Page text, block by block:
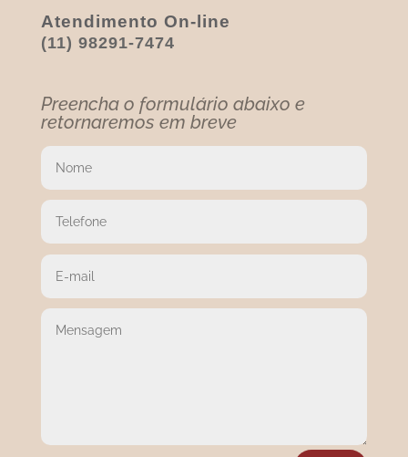
Atendimento On-line
(11) 98291-7474
Preencha o formulário abaixo e
retornaremos em breve